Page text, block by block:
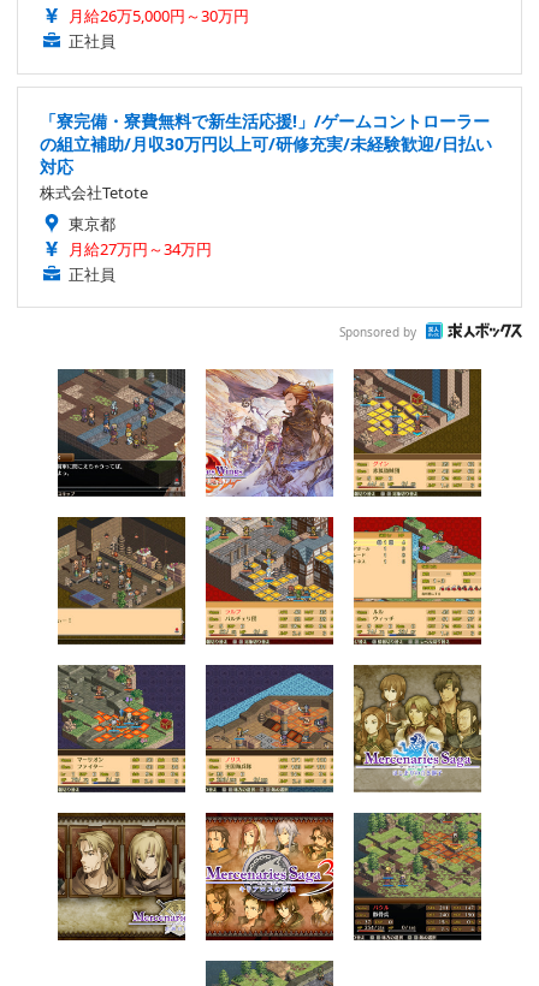
月給26万5,000円～30万円
正社員
「寮完備・寮費無料で新生活応援!」/ゲームコントローラー
の組立補助/月収30万円以上可/研修充実/未経験歓迎/日払い
対応
株式会社Tetote
東京都
月給27万円～34万円
正社員
Sponsored by